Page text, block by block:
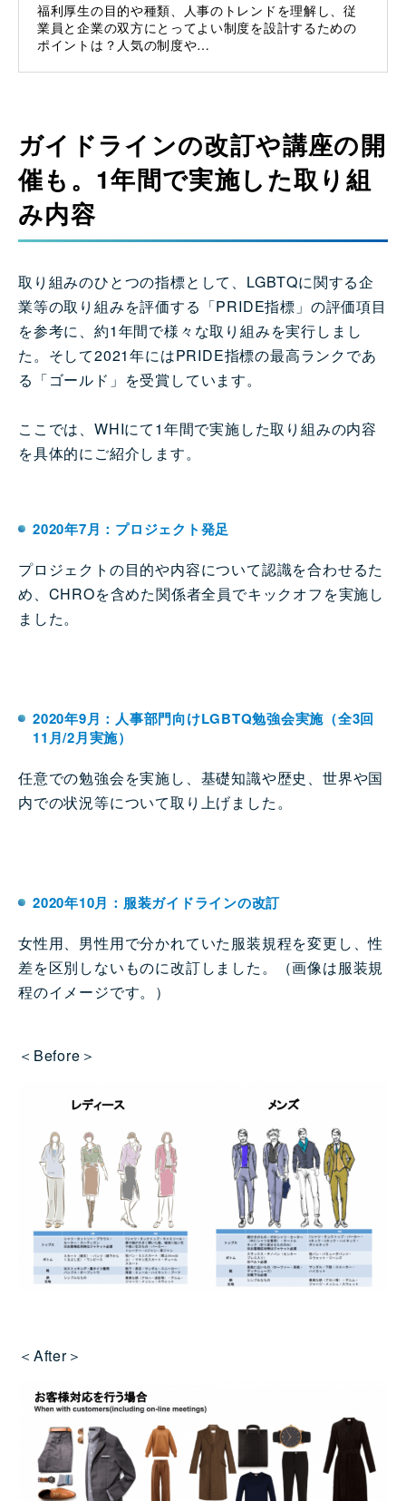
福利厚生の目的や種類、人事のトレンドを理解し、従
業員と企業の双方にとってよい制度を設計するための
ポイントは？人気の制度や…
ガイドラインの改訂や講座の開
催も。1年間で実施した取り組
み内容
取り組みのひとつの指標として、LGBTQに関する企
業等の取り組みを評価する「PRIDE指標」の評価項目
を参考に、約1年間で様々な取り組みを実行しまし
た。そして2021年にはPRIDE指標の最高ランクであ
る「ゴールド」を受賞しています。
ここでは、WHIにて1年間で実施した取り組みの内容
を具体的にご紹介します。
2020年7月：プロジェクト発足
プロジェクトの目的や内容について認識を合わせるた
め、CHROを含めた関係者全員でキックオフを実施し
ました。
2020年9月：人事部門向けLGBTQ勉強会実施（全3回
11月/2月実施）
任意での勉強会を実施し、基礎知識や歴史、世界や国
内での状況等について取り上げました。
2020年10月：服装ガイドラインの改訂
女性用、男性用で分かれていた服装規程を変更し、性
差を区別しないものに改訂しました。（画像は服装規
程のイメージです。）
＜Before＞
＜After＞